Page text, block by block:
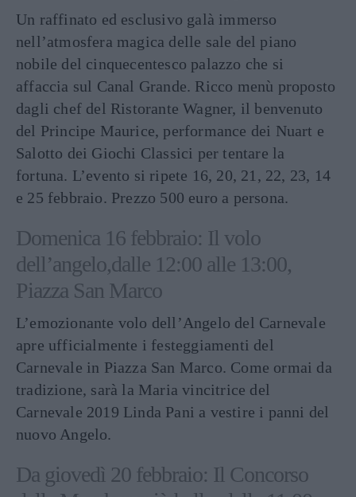
Un raffinato ed esclusivo galà immerso
nell’atmosfera magica delle sale del piano
nobile del cinquecentesco palazzo che si
affaccia sul Canal Grande. Ricco menù proposto
dagli chef del Ristorante Wagner, il benvenuto
del Principe Maurice, performance dei Nuart e
Salotto dei Giochi Classici per tentare la
fortuna. L’evento si ripete 16, 20, 21, 22, 23, 14
e 25 febbraio. Prezzo 500 euro a persona.
Domenica 16 febbraio: Il volo
dell’angelo,dalle 12:00 alle 13:00,
Piazza San Marco
L’emozionante volo dell’Angelo del Carnevale
apre ufficialmente i festeggiamenti del
Carnevale in Piazza San Marco. Come ormai da
tradizione, sarà la Maria vincitrice del
Carnevale 2019 Linda Pani a vestire i panni del
nuovo Angelo.
Da giovedì 20 febbraio: Il Concorso